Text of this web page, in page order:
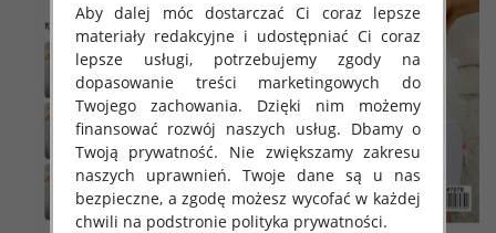
Aby dalej móc dostarczać Ci coraz lepsze
materiały redakcyjne i udostępniać Ci coraz
lepsze usługi, potrzebujemy zgody na
dopasowanie treści marketingowych do
Twojego zachowania. Dzięki nim możemy
finansować rozwój naszych usług. Dbamy o
Twoją prywatność. Nie zwiększamy zakresu
naszych uprawnień. Twoje dane są u nas
bezpieczne, a zgodę możesz wycofać w każdej
chwili na podstronie polityka prywatności.